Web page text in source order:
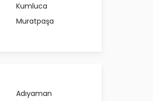
Kumluca
Muratpaşa
Adıyaman